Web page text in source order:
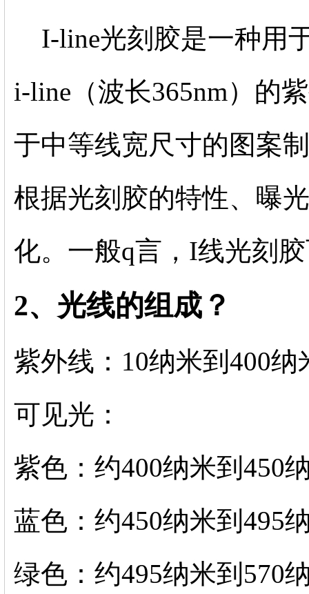
I-line光刻胶是一种用
i-line（波长365nm）的
于中等线宽尺寸的图案
根据光刻胶的特性、曝
化。一般q言，I线光刻
2、光线的组成？
紫外线：10纳米到400纳
可见光：
紫色：约400纳米到450
蓝色：约450纳米到495
绿色：约495纳米到570